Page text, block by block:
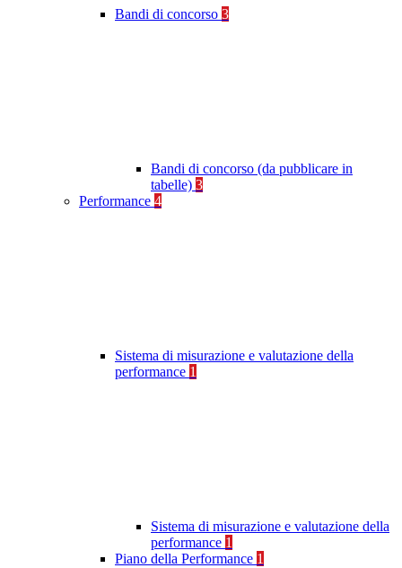
Bandi di concorso 3
Bandi di concorso (da pubblicare in
tabelle) 3
Performance 4
Sistema di misurazione e valutazione della
performance 1
Sistema di misurazione e valutazione della
performance 1
Piano della Performance 1